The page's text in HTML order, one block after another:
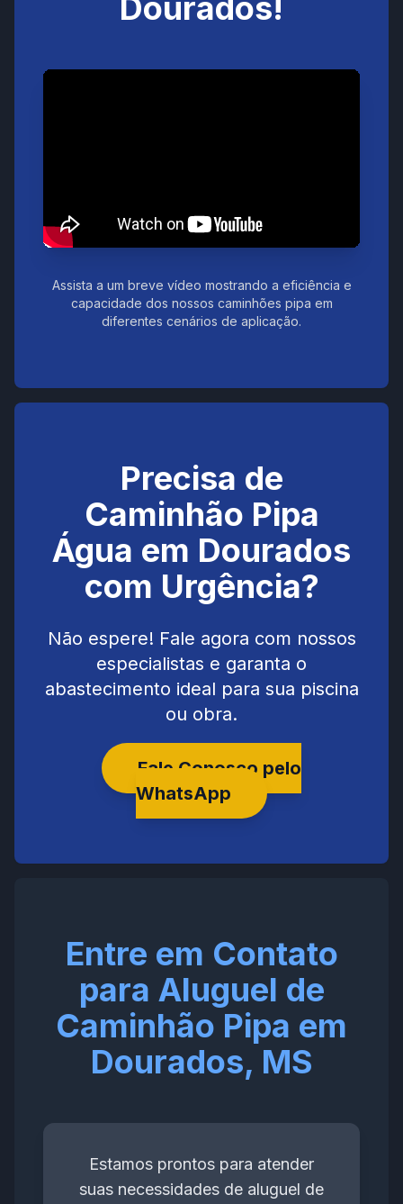
Dourados!
Assista a um breve vídeo mostrando a eficiência e
capacidade dos nossos caminhões pipa em
diferentes cenários de aplicação.
Precisa de
Caminhão Pipa
Água em Dourados
com Urgência?
Não espere! Fale agora com nossos
especialistas e garanta o
abastecimento ideal para sua piscina
ou obra.
Fale Conosco pelo
WhatsApp
Entre em Contato
para Aluguel de
Caminhão Pipa em
Dourados, MS
Estamos prontos para atender
suas necessidades de aluguel de